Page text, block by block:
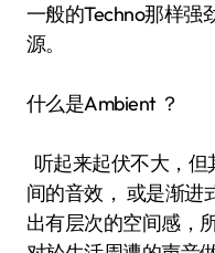
一般的Techno那样强
源。
什么是Ambient ？
听起来起伏不大，
间的音效， 或是渐进
出有层次的空间感，